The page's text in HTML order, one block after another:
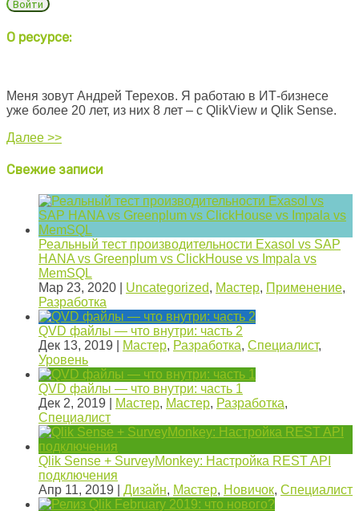
О ресурсе:
Меня зовут Андрей Терехов. Я работаю в ИТ-бизнесе
уже более 20 лет, из них 8 лет – с QlikView и Qlik Sense.
Далее >>
Свежие записи
Реальный тест производительности Exasol vs SAP
HANA vs Greenplum vs ClickHouse vs Impala vs
MemSQL
Мар 23, 2020
Uncategorized, Мастер, Применение,
Разработка
QVD файлы — что внутри: часть 2
Дек 13, 2019
Мастер, Разработка, Специалист,
Уровень
QVD файлы — что внутри: часть 1
Дек 2, 2019
Мастер, Мастер, Разработка,
Специалист
Qlik Sense + SurveyMonkey: Настройка REST API
подключения
Апр 11, 2019
Дизайн, Мастер, Новичок, Специалист